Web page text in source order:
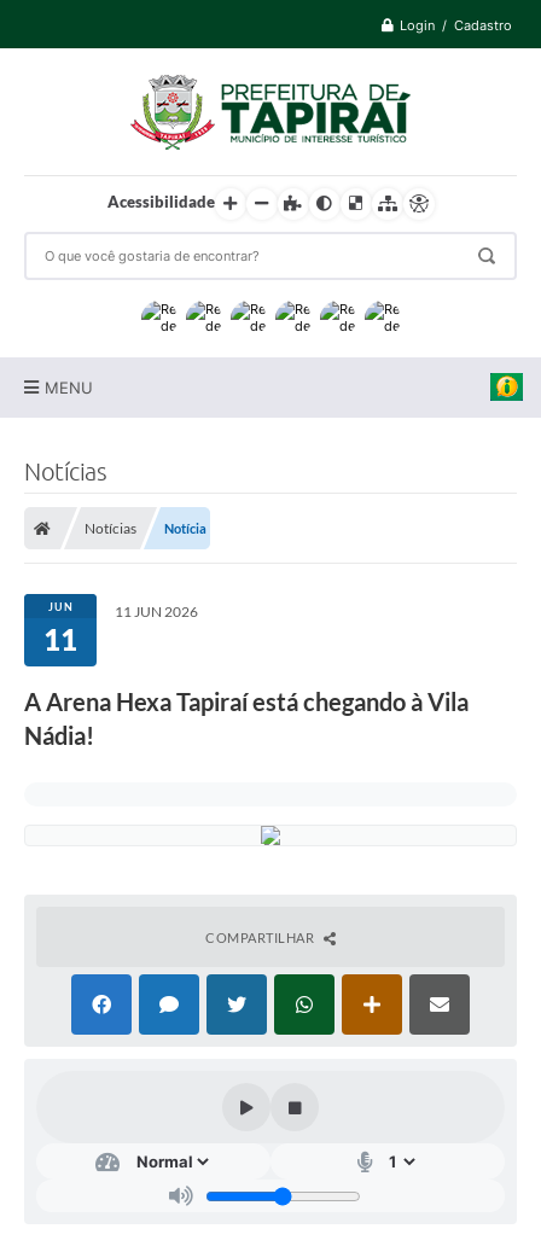
Login / Cadastro
Acessibilidade
MENU
Carta de Serviços
Transparência
Turismo
Portal de Leis
Hotsites
Notícias
Notícias Notícia
JUN
11
11 JUN 2026
A Arena Hexa Tapiraí está chegando à Vila
Nádia!
COMPARTILHAR